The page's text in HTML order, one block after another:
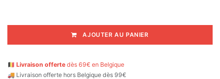
AJOUTER AU PANIER
🇧🇪 Livraison offerte dès 69€ en Belgique
🚚 Livraison offerte hors Belgique dès 99€